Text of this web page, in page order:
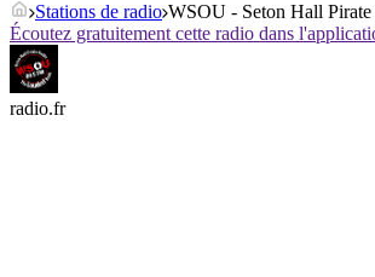
Stations de radio WSOU - Seton Hall
Écoutez gratuitement cette radio dans
radio.fr